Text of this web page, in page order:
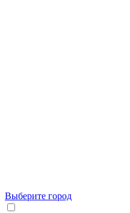
Выберите город